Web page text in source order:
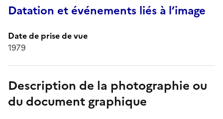
Datation et événements liés à l’image
Date de prise de vue
1979
Description de la photographie ou
du document graphique